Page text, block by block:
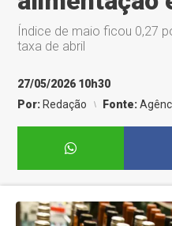
Índice de maio ficou 0,27
taxa de abril
27/05/2026 10h30
Por: Redação Fonte: